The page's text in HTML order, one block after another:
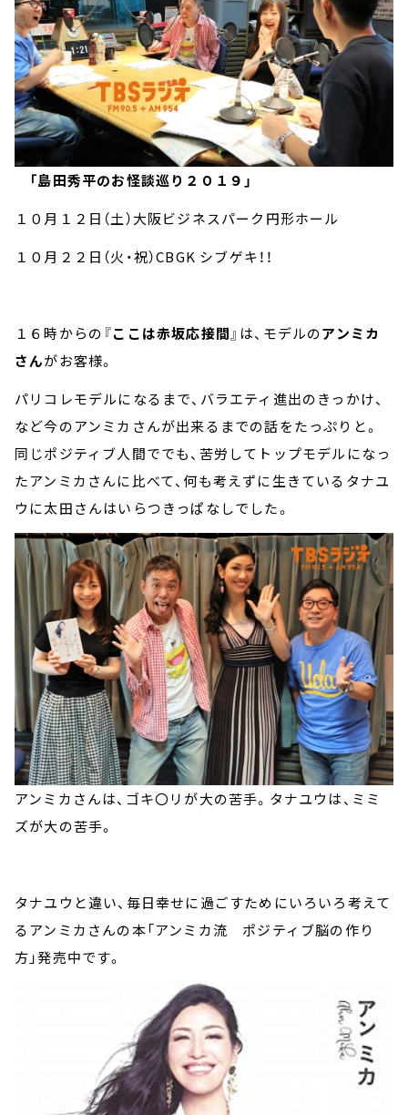
「島田秀平のお怪談巡り２０１９」
１０月１２日（土）大阪ビジネスパーク円形ホール
１０月２２日（火・祝）CBGK シブゲキ！！
１６時からの『ここは赤坂応接間 』は、モデルのアンミカ
さんがお客様。
パリコレモデルになるまで、バラエティ進出のきっかけ、
など今のアンミカさんが出来るまでの話をたっぷりと。
同じポジティブ人間ででも、苦労してトップモデルになっ
たアンミカさんに比べて、何も考えずに生きているタナユ
ウに太田さんはいらつきっぱなしでした。
アンミカさんは、ゴキ〇リが大の苦手。タナユウは、ミミ
ズが大の苦手。
タナユウと違い、毎日幸せに過ごすためにいろいろ考えて
るアンミカさんの本「アンミカ流 ポジティブ脳の作り
方」発売中です。